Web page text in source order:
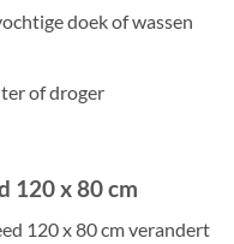
doek of wassen
of droger
120 x 80 cm
120 x 80 cm verandert